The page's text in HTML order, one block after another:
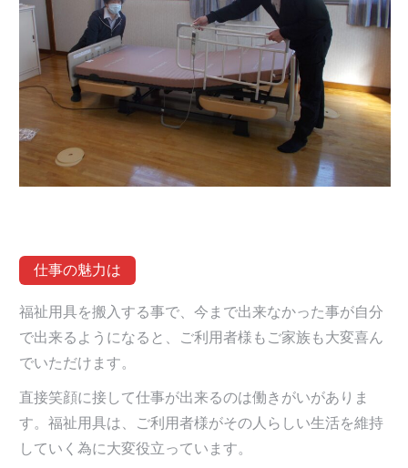
仕事の魅力は
福祉用具を搬入する事で、今まで出来なかった事が自分
で出来るようになると、ご利用者様もご家族も大変喜ん
でいただけます。
直接笑顔に接して仕事が出来るのは働きがいがありま
す。福祉用具は、ご利用者様がその人らしい生活を維持
していく為に大変役立っています。